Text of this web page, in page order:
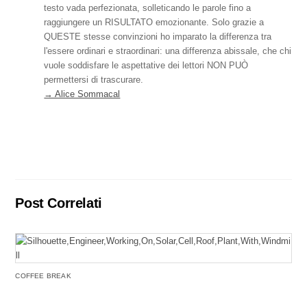
k
testo vada perfezionata, solleticando le parole fino a
raggiungere un RISULTATO emozionante. Solo grazie a
QUESTE stesse convinzioni ho imparato la differenza tra
l'essere ordinari e straordinari: una differenza abissale, che chi
vuole soddisfare le aspettative dei lettori NON PUÒ
permettersi di trascurare.
→ Alice Sommacal
Post Correlati
COFFEE BREAK